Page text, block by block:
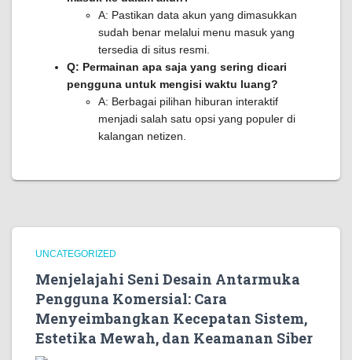
A: Pastikan data akun yang dimasukkan
sudah benar melalui menu masuk yang
tersedia di situs resmi.
Q: Permainan apa saja yang sering dicari
pengguna untuk mengisi waktu luang?
A: Berbagai pilihan hiburan interaktif
menjadi salah satu opsi yang populer di
kalangan netizen.
UNCATEGORIZED
Menjelajahi Seni Desain Antarmuka
Pengguna Komersial: Cara
Menyeimbangkan Kecepatan Sistem,
Estetika Mewah, dan Keamanan Siber